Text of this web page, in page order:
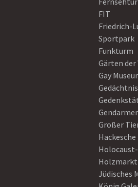
FIT
Friedrich-
Sportpark
Funkturm
Gärten
Gay
Großer
Holzmarkt
Jüdisches